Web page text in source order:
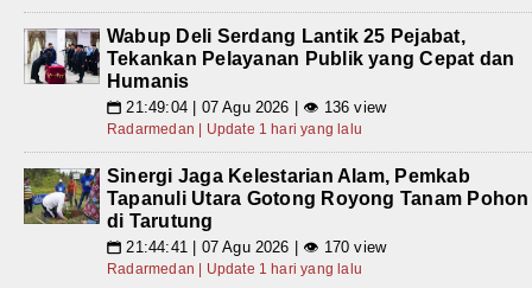
Wabup Deli Serdang Lantik 25 Pejabat,
Tekankan Pelayanan Publik yang Cepat dan
Humanis
📅 21:49:04 | 07 Agu 2026 | 👁 136 view
Radarmedan | Update 1 hari yang lalu
Sinergi Jaga Kelestarian Alam, Pemkab
Tapanuli Utara Gotong Royong Tanam Pohon
di Tarutung
📅 21:44:41 | 07 Agu 2026 | 👁 170 view
Radarmedan | Update 1 hari yang lalu